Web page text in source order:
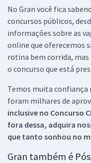
No Gran você fica
concursos públicos,
informações sobre as
online que oferecemos
rotina bem corrida,
o concurso que está
Temos muita confiança
foram milhares de
inclusive no Concurso
fora dessa, adquira
que tanto sonhou no
Gran também é